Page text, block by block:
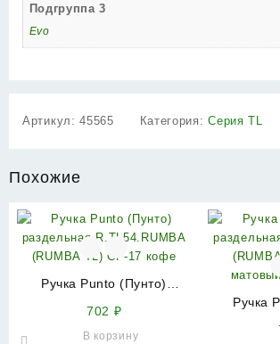
Подгруппа 3
Evo
Артикул:45565 Категория:Серия TL
Похожие
Ручка Punto (Пунто)
702 ₽
В корзину
Ручка